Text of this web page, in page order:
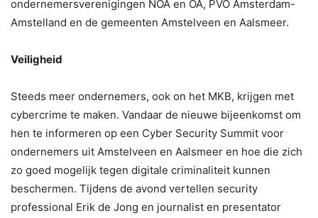
ondernemersverenigingen NOA en OA, PVO Amsterdam-
Amstelland en de gemeenten Amstelveen en Aalsmeer.
Veiligheid
Steeds meer ondernemers, ook on het MKB, krijgen met
cybercrime te maken. Vandaar de nieuwe bijeenkomst om
hen te informeren op een Cyber Security Summit voor
ondernemers uit Amstelveen en Aalsmeer en hoe die zich
zo goed mogelijk tegen digitale criminaliteit kunnen
beschermen. Tijdens de avond vertellen security
professional Erik de Jong en journalist en presentator